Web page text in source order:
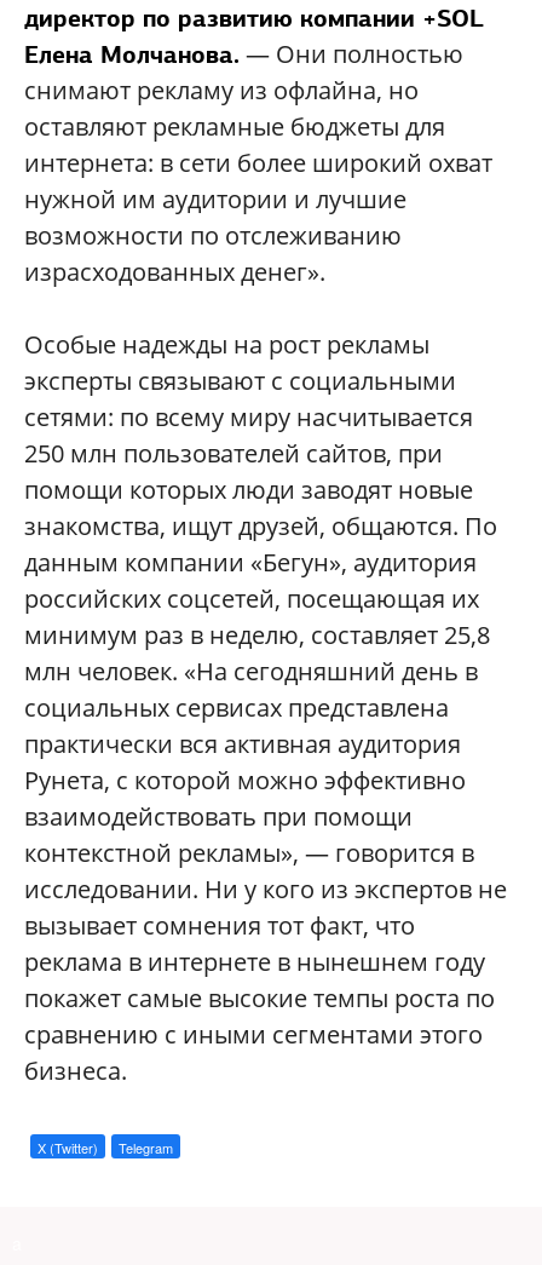
директор по развитию компании +SOL
Елена Молчанова. — Они полностью
снимают рекламу из офлайна, но
оставляют рекламные бюджеты для
интернета: в сети более широкий охват
нужной им аудитории и лучшие
возможности по отслеживанию
израсходованных денег».
Особые надежды на рост рекламы
эксперты связывают с социальными
сетями: по всему миру насчитывается
250 млн пользователей сайтов, при
помощи которых люди заводят новые
знакомства, ищут друзей, общаются. По
данным компании «Бегун», аудитория
российских соцсетей, посещающая их
минимум раз в неделю, составляет 25,8
млн человек. «На сегодняшний день в
социальных сервисах представлена
практически вся активная аудитория
Рунета, с которой можно эффективно
взаимодействовать при помощи
контекстной рекламы», — говорится в
исследовании. Ни у кого из экспертов не
вызывает сомнения тот факт, что
реклама в интернете в нынешнем году
покажет самые высокие темпы роста по
сравнению с иными сегментами этого
бизнеса.
X (Twitter) Telegram